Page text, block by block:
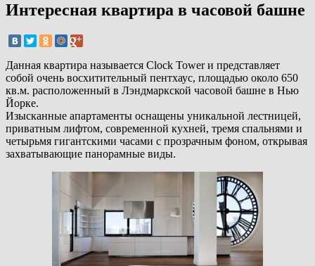
Интересная квартира в часовой башне
Данная квартира называется Clock Tower и представляет
собой очень восхитительный пентхаус, площадью около 650
кв.м. расположенный в Лэндмаркской часовой башне в Нью
Йорке.
Изысканные апартаменты оснащены уникальной лестницей,
приватным лифтом, современной кухней, тремя спальнями и
четырьмя гигантскими часами с прозрачным фоном, открывая
захватывающие панорамные виды.